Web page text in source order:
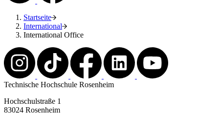
Startseite
International
International Office
Technische Hochschule Rosenheim
Hochschulstraße 1
83024 Rosenheim